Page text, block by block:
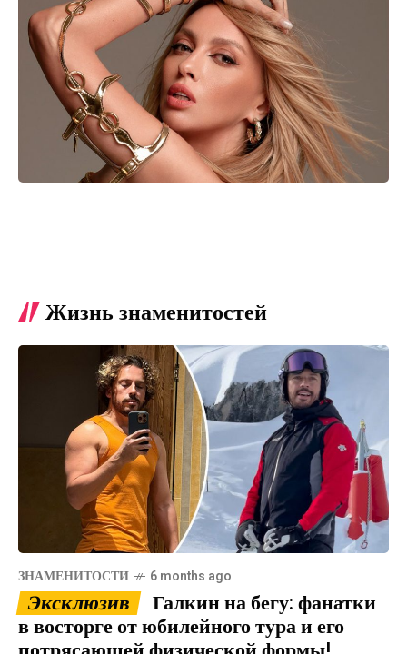
Жизнь знаменитостей
ЗНАМЕНИТОСТИ 6 months ago
Эксклюзив
Галкин на бегу: фанатки
в восторге от юбилейного тура и его